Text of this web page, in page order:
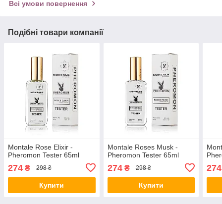
Всі умови повернення
Подібні товари компанії
Montale Rose Elixir -
Pheromon Tester 65ml
274 ₴ 298 ₴
Купити
Montale Roses Musk -
Pheromon Tester 65ml
274₴ 298 ₴
Купити
274